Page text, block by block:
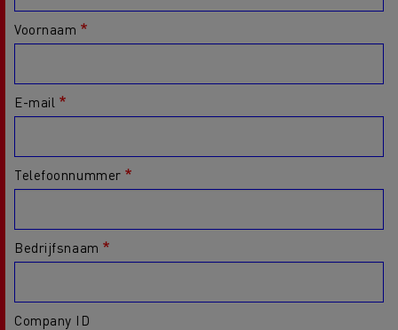
Voornaam
E-mail
Telefoonnummer
Bedrijfsnaam
Company ID